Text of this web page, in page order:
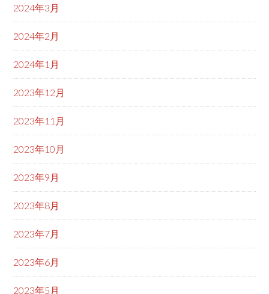
2024年3月
2024年2月
2024年1月
2023年12月
2023年11月
2023年10月
2023年9月
2023年8月
2023年7月
2023年6月
2023年5月